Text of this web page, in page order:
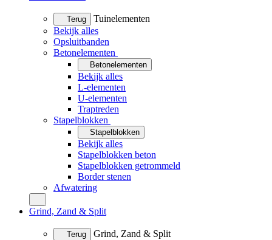
Terug
Tuinelementen
Bekijk alles
Opsluitbanden
Betonelementen
Betonelementen
Bekijk alles
L-elementen
U-elementen
Traptreden
Stapelblokken
Stapelblokken
Bekijk alles
Stapelblokken beton
Stapelblokken getrommeld
Border stenen
Afwatering
Grind, Zand & Split
Terug
Grind, Zand & Split